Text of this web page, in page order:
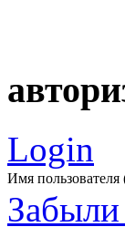
Login
Имя пользователя
Забыли